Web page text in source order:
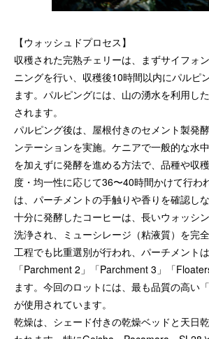
【ウォッシュドプロセス】
収穫された完熟チェリーは、まずサイフォ
ニングを行い、収穫後10時間以内にパルピ
ます。パルピングには、山の湧水を利用し
されます。
パルピング後は、屋根付きのセメント製発
ンテーションを実施。ケニアで一般的な水
を加えずに発酵を進める方法で、品種や収
度・均一性に応じて36〜40時間かけて行わ
は、パーチメントの手触りや香りを確認し
十分に発酵したコーヒーは、長いウォッシ
洗浄され、ミューシレージ（粘液質）を完
工程でも比重選別が行われ、パーチメント
「Parchment 2」「Parchment 3」「
ます。今回のロットには、最も品質の高い
が使用されています。
乾燥は、シェード付きの乾燥ベッドと天日